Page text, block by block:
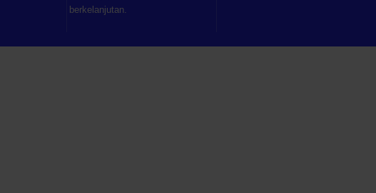
berkelanjutan.